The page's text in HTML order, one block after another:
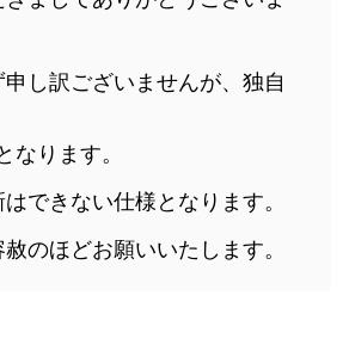
し訳ございませんが、独自
なります。
できない仕様となります。
のほどお願いいたします。